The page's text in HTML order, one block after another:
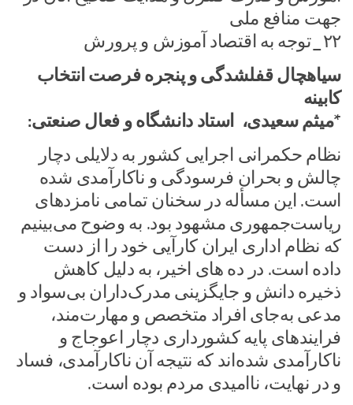
جهت منافع ملی
۲۲_توجه به اقتصاد آموزش و پرورش
سیاهچال قفلشدگی و پنجره فرصت انتخاب
کابینه
*میثم سعیدی، استاد دانشگاه و فعال صنعتی:
نظام حکمرانی اجرایی کشور به دلایلی دچار
چالش و بحران فرسودگی و ناکارآمدی شده
است. این مسأله در سخنان تمامی نامزدهای
ریاست‌جمهوری مشهود بود. به وضوح می‌بینیم
که نظام اداری ایران کارآیی خود را از دست
داده‌ است. در ده های اخیر، به دلیل کاهش
ذخیره دانش و جایگزینی مدرک‌داران بی‌سواد و
مدعی به‌جای افراد متخصص و مهارت‌مند،
فرایندهای پایه کشورداری دچار اعوجاج و
ناکارآمدی شده‌اند که نتیجه آن ناکارآمدی، فساد
و در نهایت، ناامیدی مردم بوده است.